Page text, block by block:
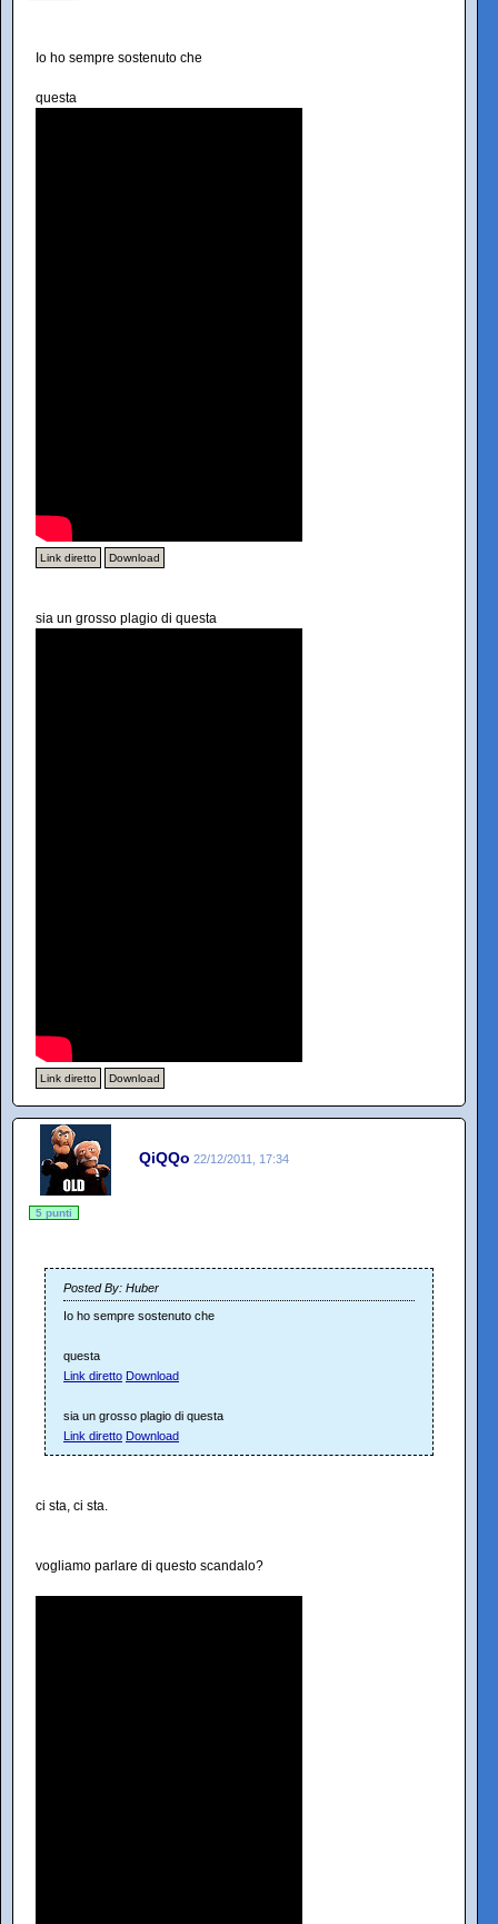
Io ho sempre sostenuto che
questa
Link diretto Download
sia un grosso plagio di questa
Link diretto Download
QiQQo 22/12/2011, 17:34
5 punti
Posted By: Huber
Io ho sempre sostenuto che
questa
Link diretto Download
sia un grosso plagio di questa
Link diretto Download
ci sta, ci sta.
vogliamo parlare di questo scandalo?